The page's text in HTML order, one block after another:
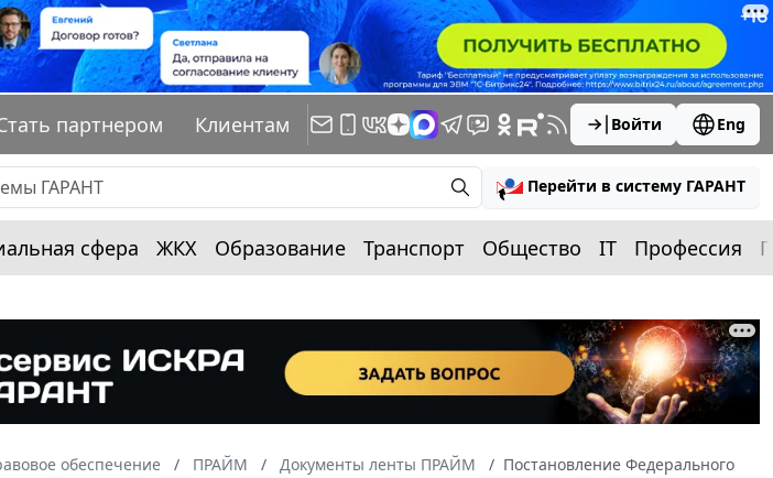
партнером Клиентам Войти Eng
Перейти в систему ГАРАНТ
сфера ЖКХ Образование Транспорт Общество IT Профессия
обеспечение ПРАЙМ Документы ленты ПРАЙМ
Постановление Федерального